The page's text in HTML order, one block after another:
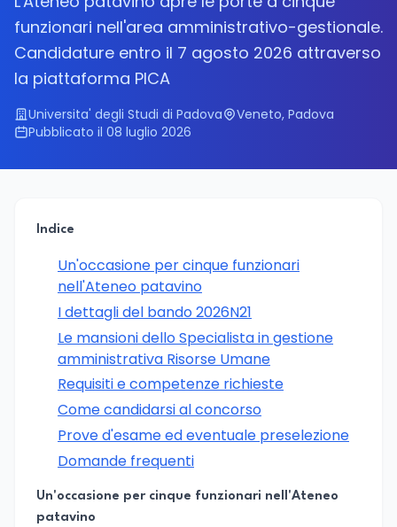
funzionari nell'area amministrativo-gestionale.
Candidature entro il 7 agosto 2026 attraverso
la piattaforma PICA
Universita' degli Studi di Padova
Veneto, Padova
Pubblicato il 08 luglio 2026
Indice
Un'occasione per cinque funzionari
nell'Ateneo patavino
I dettagli del bando 2026N21
Le mansioni dello Specialista in gestione
amministrativa Risorse Umane
Requisiti e competenze richieste
Come candidarsi al concorso
Prove d'esame ed eventuale preselezione
Domande frequenti
Un'occasione per cinque funzionari nell'Ateneo
patavino